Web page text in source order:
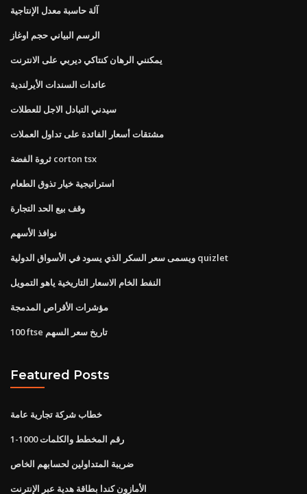
آلة حاسبة معدل الإنتاجية
الرسم البياني حجم اوغاز
يمكنني الرهان كنتاكي ديربي على الانترنت
عائدات السندات الأيرلندية
سيدني التبادل الاجل للعطلات
مشتقات أسعار الفائدة على تداول العملات
ثروة الفضة corton tsx
استراتيجية خيار تذوق الطعام
وقف بيع الحد التجارة
نوافذ الأسهم
ويسمى سعر السكر الذي يسود في الأسواق الدولية quizlet
النفط الخام الاسعار التاريخية ياهو التمويل
مؤشرات الأقراص المدمجة
100 ftse تاريخ سعر السهم
Featured Posts
خطاب شركة تجارية عامة
1-1000 رقم المخطط والكلمات
ضريبة المتداولين لحسابهم الخاص
الأمازون كندا بطاقة هدية عبر الإنترنت